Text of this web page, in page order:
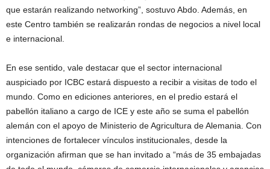
que estarán realizando networking”, sostuvo Abdo. Además, en
este Centro también se realizarán rondas de negocios a nivel local
e internacional.
En ese sentido, vale destacar que el sector internacional
auspiciado por ICBC estará dispuesto a recibir a visitas de todo el
mundo. Como en ediciones anteriores, en el predio estará el
pabellón italiano a cargo de ICE y este año se suma el pabellón
alemán con el apoyo de Ministerio de Agricultura de Alemania. Con
intenciones de fortalecer vínculos institucionales, desde la
organización afirman que se han invitado a “más de 35 embajadas